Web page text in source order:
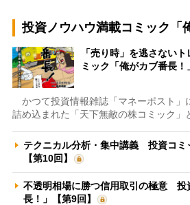
投資ノウハウ満載コミック「
「売り時」を逃さない
ミック「俺がカブ番長！
かつて投資情報雑誌「マネーポスト」
詰め込まれた「天下無敵の株コミック」
テクニカル分析・集中講義 投資コミ
【第10回】
不透明相場に勝つ信用取引の極意 投
長！」【第9回】